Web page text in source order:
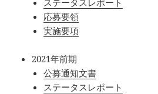
ステータスレポート
応募要領
実施要項
2021年前期
公募通知文書
ステータスレポート